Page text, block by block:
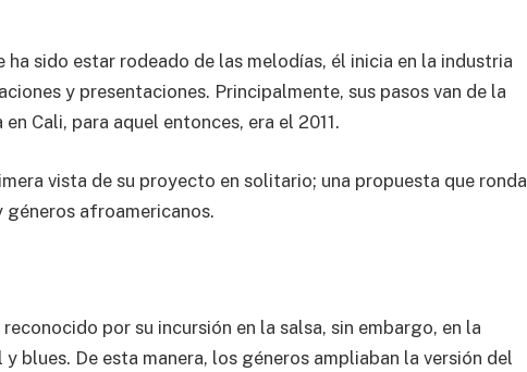
ha sido estar rodeado de las melodías, él inicia en la industria
y presentaciones. Principalmente, sus pasos van de la
Cali, para aquel entonces, era el 2011.
vista de su proyecto en solitario; una propuesta que ronda
afroamericanos.
por su incursión en la salsa, sin embargo, en la
blues. De esta manera, los géneros ampliaban la versión del